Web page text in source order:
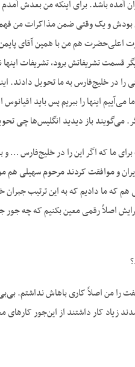
باشد. برای اینکه من بعدش آمدم
بودش و یک وقتی ضمن مذاکرات من
هم من با همین آقای
قسمت تشریفاتش برود، تشریفات
را در خلیج‌فارس به ما تحویل
اینها را ببریم پس باید
می‌گویند باز دیدید انگلیس‌ها چی
ما که اگر این را در خلیج‌فارس … و
و موافقت کردند مرحوم سهیلی
که ما دادیم که به این ترتیب
اصلاً رقمی معین بکنیم که چه جور
را من اصلاً کاری باهاش نداشتم.
کار داشتند از این‌جور کارهای